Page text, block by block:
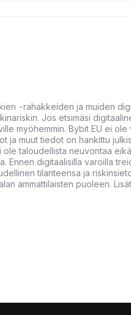
-rahakkeiden ja muiden
Jos etsimäsi
myöhemmin. Bybit EU ei ole
ja muut tiedot on hankittu
taloudellista neuvontaa
Ennen digitaalisilla varoilla
tilanteensa ja
ammattilaisten puoleen.